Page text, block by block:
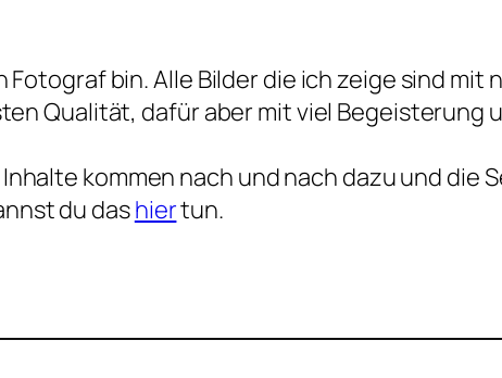
bin. Alle Bilder die ich zeige sind
Qualität, dafür aber mit viel Begeisterung
kommen nach und nach dazu und die
du dashiertun.